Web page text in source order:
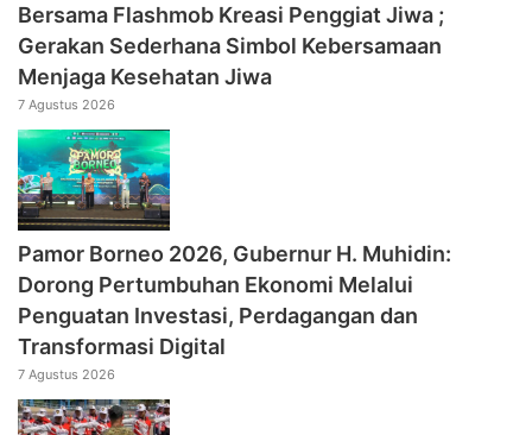
Bersama Flashmob Kreasi Penggiat Jiwa ;
Gerakan Sederhana Simbol Kebersamaan
Menjaga Kesehatan Jiwa
7 Agustus 2026
Pamor Borneo 2026, Gubernur H. Muhidin:
Dorong Pertumbuhan Ekonomi Melalui
Penguatan Investasi, Perdagangan dan
Transformasi Digital
7 Agustus 2026